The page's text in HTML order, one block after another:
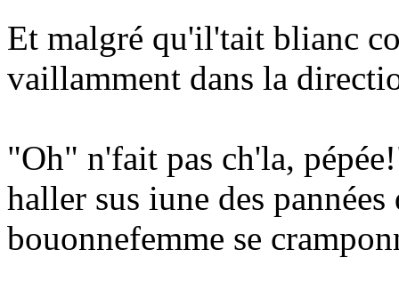
Et malgré qu'il'tait blianc
vaillamment dans la
"Oh" n'fait pas ch'la,
haller sus iune des
bouonnefemme se